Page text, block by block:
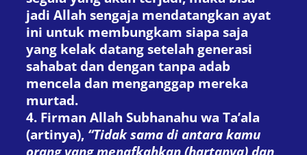
jadi Allah sengaja mendatangkan ayat
ini untuk membungkam siapa saja
yang kelak datang setelah generasi
sahabat dan dengan tanpa adab
mencela dan menganggap mereka
murtad.
4. Firman Allah Subhanahu wa Ta’ala
(artinya), “Tidak sama di antara kamu
orang yang menafkahkan (hartanya) dan